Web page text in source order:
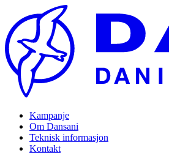
Kampanje
Om Dansani
Teknisk informasjon
Kontakt